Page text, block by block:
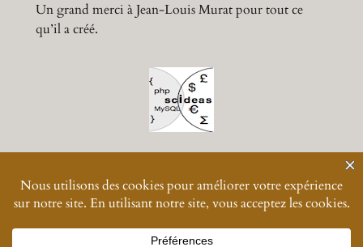
Un grand merci à Jean-Louis Murat pour tout ce
qu’il a créé.
© 2024-2026Muratmusiques
Vos données personnelles